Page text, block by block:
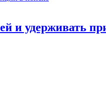
и удерживать